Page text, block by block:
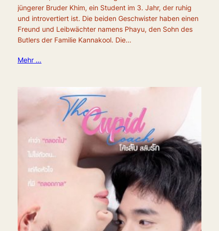
jüngerer Bruder Khim, ein Student im 3. Jahr, der ruhig
und introvertiert ist. Die beiden Geschwister haben einen
Freund und Leibwächter namens Phayu, den Sohn des
Butlers der Familie Kannakool. Die…
Mehr …